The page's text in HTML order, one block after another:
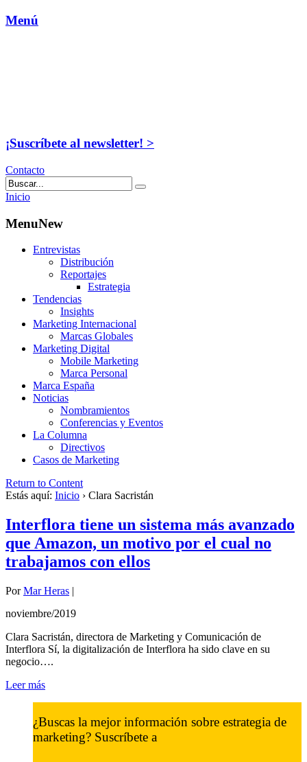
Menú
¡Suscríbete al newsletter! >
Contacto
Inicio
MenuNew
Entrevistas
Distribución
Reportajes
Estrategia
Tendencias
Insights
Marketing Internacional
Marcas Globales
Marketing Digital
Mobile Marketing
Marca Personal
Marca España
Noticias
Nombramientos
Conferencias y Eventos
La Columna
Directivos
Casos de Marketing
Return to Content
Estás aquí: Inicio › Clara Sacristán
Interflora tiene un sistema más avanzado
que Amazon, un motivo por el cual no
trabajamos con ellos
PorMar Heras |
noviembre/2019
Clara Sacristán, directora de Marketing y Comunicación de
Interflora Sí, la digitalización de Interflora ha sido clave en su
negocio….
Leer más
¿Buscas la mejor información sobre estrategia de
marketing? Suscríbete a